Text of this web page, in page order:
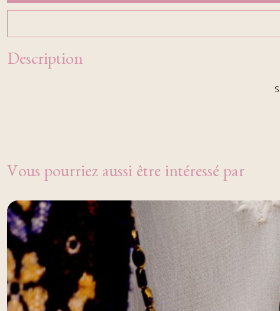
Description
Vous pourriez aussi être intéressé par